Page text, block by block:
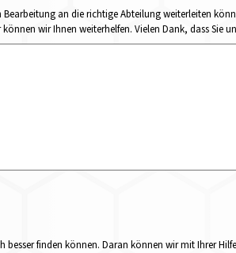
an die richtige Abteilung weiterleiten
wir Ihnen weiterhelfen. Vielen Dank, dass Sie
besser finden können. Daran können wir mit Ihrer